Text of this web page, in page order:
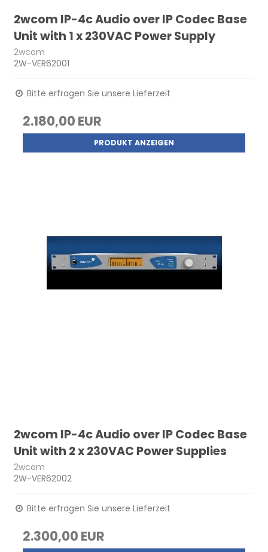
2wcom IP-4c Audio over IP Codec Base
Unit with 1 x 230VAC Power Supply
2wcom
2W-VER62001
Bitte erfragen Sie unsere Lieferzeit
2.180,00 EUR
PRODUKT ANZEIGEN
2wcom IP-4c Audio over IP Codec Base
Unit with 2 x 230VAC Power Supplies
2wcom
2W-VER62002
Bitte erfragen Sie unsere Lieferzeit
2.300,00 EUR